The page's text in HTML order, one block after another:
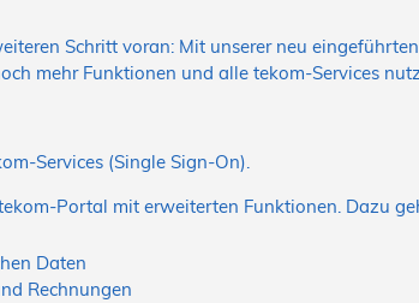
Schritt voran: Mit unserer neu
mehr Funktionen und alle tekom-Services
Services (Single Sign-On).
Portal mit erweiterten Funktionen. Dazu
Daten
Rechnungen